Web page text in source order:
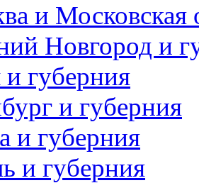
и Московская
Новгород и
губерния
и губерния
и губерния
и губерния